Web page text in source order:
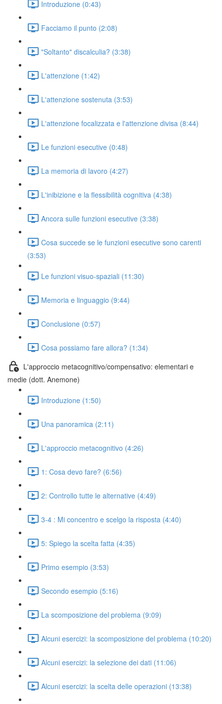
Introduzione (0:43)
Facciamo il punto (2:08)
"Soltanto" discalculia? (3:38)
L'attenzione (1:42)
L'attenzione sostenuta (3:53)
L'attenzione focalizzata e l'attenzione divisa (8:44)
Le funzioni esecutive (0:48)
La memoria di lavoro (4:27)
L'inibizione e la flessibilità cognitiva (4:38)
Ancora sulle funzioni esecutive (3:38)
Cosa succede se le funzioni esecutive sono carenti
(3:53)
Le funzioni visuo-spaziali (11:30)
Memoria e linguaggio (9:44)
Conclusione (0:57)
Cosa possiamo fare allora? (1:34)
L'approccio metacognitivo/compensativo: elementari e
medie (dott. Anemone)
Introduzione (1:50)
Una panoramica (2:11)
L'approccio metacognitivo (4:26)
1: Cosa devo fare? (6:56)
2: Controllo tutte le alternative (4:49)
3-4 : Mi concentro e scelgo la risposta (4:40)
5: Spiego la scelta fatta (4:35)
Primo esempio (3:53)
Secondo esempio (5:16)
La scomposizione del problema (9:09)
Alcuni esercizi: la scomposizione del problema (10:20)
Alcuni esercizi: la selezione dei dati (11:06)
Alcuni esercizi: la scelta delle operazioni (13:38)